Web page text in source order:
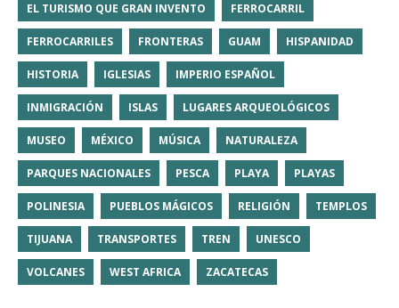
EL TURISMO QUE GRAN INVENTO FERROCARRIL
FERROCARRILES FRONTERAS GUAM HISPANIDAD
HISTORIA IGLESIAS IMPERIO ESPAÑOL
INMIGRACIÓN ISLAS LUGARES ARQUEOLÓGICOS
MUSEO MÉXICO MÚSICA NATURALEZA
PARQUES NACIONALES PESCA PLAYA PLAYAS
POLINESIA PUEBLOS MÁGICOS RELIGIÓN TEMPLOS
TIJUANA TRANSPORTES TREN UNESCO
VOLCANES WEST AFRICA ZACATECAS